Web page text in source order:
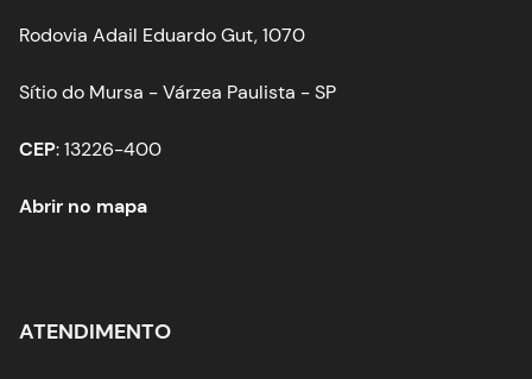
Rodovia Adail Eduardo Gut, 1070
Sítio do Mursa - Várzea Paulista - SP
CEP: 13226-400
Abrir no mapa
ATENDIMENTO